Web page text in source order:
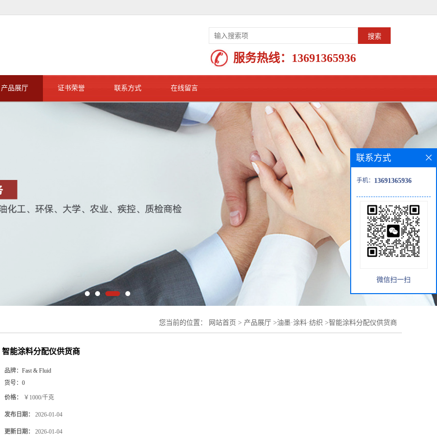
服务热线： 13691365936
产品展厅 证书荣誉 联系方式 在线留言
您当前的位置： 网站首页 > 产品展厅 >油墨·涂料·纺织 >智能涂料分配仪供货商
智能涂料分配仪供货商
品牌： Fast & Fluid
货号： 0
价格： ￥1000/千克
发布日期： 2026-01-04
更新日期： 2026-01-04
联系方式
手机： 13691365936
微信扫一扫